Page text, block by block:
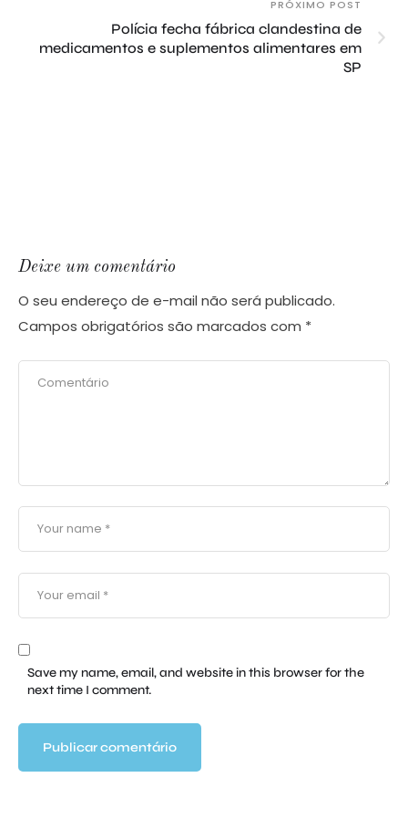
PRÓXIMO POST
Polícia fecha fábrica clandestina de
medicamentos e suplementos alimentares em
SP
Deixe um comentário
O seu endereço de e-mail não será publicado.
Campos obrigatórios são marcados com *
Save my name, email, and website in this browser for the
next time I comment.